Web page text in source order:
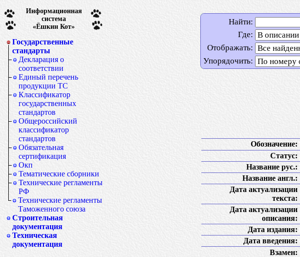
Информационная
система
«Ёшкин Кот»
Государственные
стандарты
Декларация о
соответствии
Единый перечень
продукции ТС
Классификатор
государственных
стандартов
Общероссийский
классификатор
стандартов
Обязательная
сертификация
Окп
Тематические сборники
Технические регламенты
РФ
Технические регламенты
Таможенного союза
Строительная
документация
Техническая
документация
Найти:
Где:
Отображать:
Упорядочить:
Обозначение:
Статус:
Название рус.:
Название англ.:
Дата актуализации
текста:
Дата актуализации
описания:
Дата издания:
Дата введения:
Взамен: